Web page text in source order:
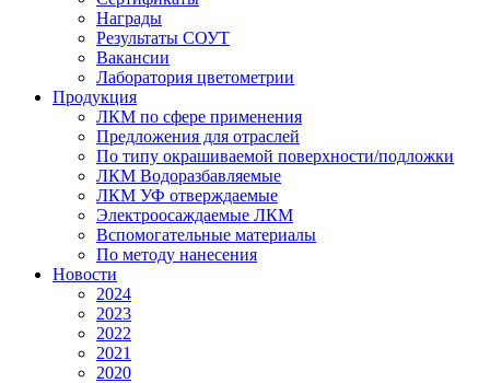
Награды
Результаты СОУТ
Вакансии
Лаборатория цветометрии
Продукция
ЛКМ по сфере применения
Предложения для отраслей
По типу окрашиваемой поверхности/подложки
ЛКМ Водоразбавляемые
ЛКМ УФ отверждаемые
Электроосаждаемые ЛКМ
Вспомогательные материалы
По методу нанесения
Новости
2024
2023
2022
2021
2020